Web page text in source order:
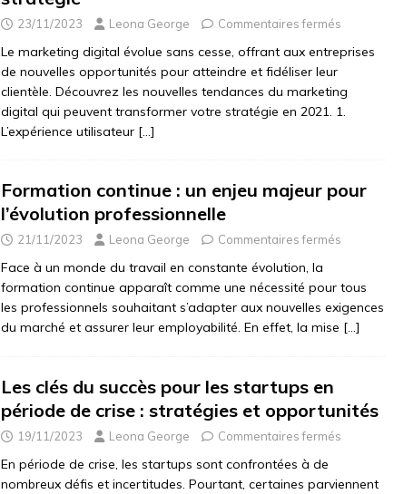
23/11/2023 Leona George Commentaires fermés
Le marketing digital évolue sans cesse, offrant aux entreprises
de nouvelles opportunités pour atteindre et fidéliser leur
clientèle. Découvrez les nouvelles tendances du marketing
digital qui peuvent transformer votre stratégie en 2021. 1.
L’expérience utilisateur […]
Formation continue : un enjeu majeur pour
l’évolution professionnelle
21/11/2023 Leona George Commentaires fermés
Face à un monde du travail en constante évolution, la
formation continue apparaît comme une nécessité pour tous
les professionnels souhaitant s’adapter aux nouvelles exigences
du marché et assurer leur employabilité. En effet, la mise […]
Les clés du succès pour les startups en
période de crise : stratégies et opportunités
19/11/2023 Leona George Commentaires fermés
En période de crise, les startups sont confrontées à de
nombreux défis et incertitudes. Pourtant, certaines parviennent